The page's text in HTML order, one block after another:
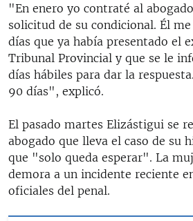
"En enero yo contraté al
solicitud de su condicional. Él
días que ya había presentado el
Tribunal Provincial y que se le
días hábiles para dar la
90 días", explicó.
El pasado martes Elizástigui se
abogado que lleva el caso de su
que "solo queda esperar". La
demora a un incidente reciente
oficiales del penal.